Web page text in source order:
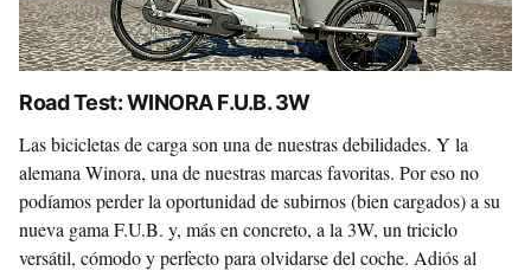
Road Test: WINORA F.U.B. 3W
Las bicicletas de carga son una de nuestras debilidades. Y la
alemana Winora, una de nuestras marcas favoritas. Por eso no
podíamos perder la oportunidad de subirnos (bien cargados) a su
nueva gama F.U.B. y, más en concreto, a la 3W, un triciclo
versátil, cómodo y perfecto para olvidarse del coche. Adiós al